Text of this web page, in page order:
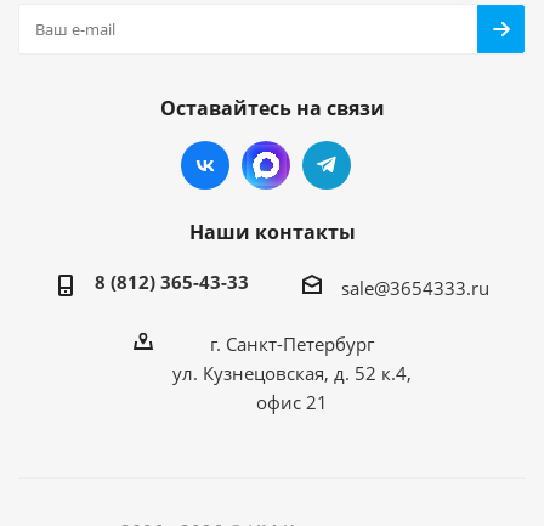
Оставайтесь на связи
Наши контакты
8 (812) 365-43-33 sale@3654333.ru
г. Санкт-Петербург
ул. Кузнецовская, д. 52 к.4,
офис 21